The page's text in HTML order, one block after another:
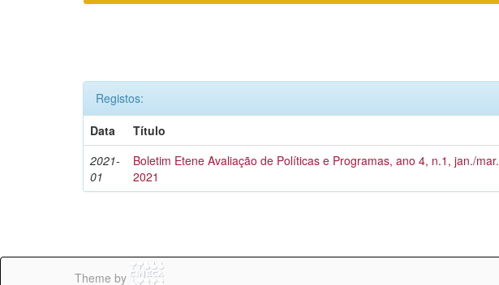
Registos:
Data
Título
2021-
01
Boletim Etene Avaliação de Políticas e Programas, ano 4, n.1, jan./mar.
2021
Theme by